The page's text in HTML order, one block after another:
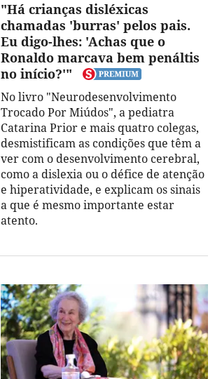
"Há crianças disléxicas
chamadas 'burras' pelos pais.
Eu digo-lhes: 'Achas que o
Ronaldo marcava bem penáltis
no início?'"
No livro "Neurodesenvolvimento
Trocado Por Miúdos", a pediatra
Catarina Prior e mais quatro colegas,
desmistificam as condições que têm a
ver com o desenvolvimento cerebral,
como a dislexia ou o défice de atenção
e hiperatividade, e explicam os sinais
a que é mesmo importante estar
atento.